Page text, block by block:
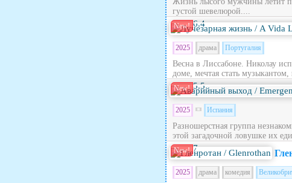
густой шевелюрой....
New! 6.4
2025 драма Португалия
Весна в Лиссабоне. Николау
доме, мечтая стать
New! 5.5
2025 Испания
Разношерстная группа
этой загадочной ловушке их
New! 7
2025 драма комедия